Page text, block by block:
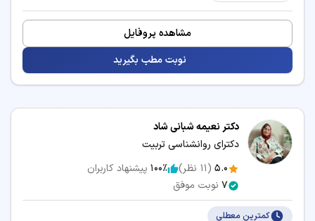
مشاهده پروفایل
نوبت مطب بگیرید
دکتر نعیمه شبانی شاد
دکترای روانشناسی تربیت
5.0
(
11 نظر) 100٪ پیشنهاد کاربران
7 نوبت موفق
کمترین معطلی